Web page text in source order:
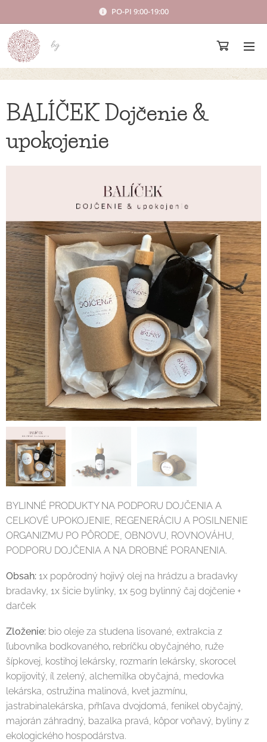
PO-PI 9:00-19:00
bg
BALÍČEK Dojčenie &
upokojenie
BYLINNÉ PRODUKTY NA PODPORU DOJČENIA A
CELKOVÉ UPOKOJENIE, REGENERÁCIU A POSILNENIE
ORGANIZMU PO PÔRODE, OBNOVU, ROVNOVÁHU,
PODPORU DOJČENIA A NA DROBNÉ PORANENIA.
Obsah: 1x popôrodný hojivý olej na hrádzu a bradavky
bradavky, 1x šicie bylinky, 1x 50g bylinný čaj dojčenie +
darček
Zloženie: bio oleje za studena lisované, extrakcia z
ľubovníka bodkovaného, rebríčku obyčajného, ruže
šípkovej, kostihoj lekársky, rozmarín lekársky, skorocel
kopijovitý, íl zelený, alchemilka obyčajná, medovka
lekárska, ostružina malinová, kvet jazmínu,
jastrabinalekárska, pŕhľava dvojdomá, fenikel obyčajný,
majorán záhradný, bazalka pravá, kôpor voňavý, byliny z
ekologického hospodárstva.